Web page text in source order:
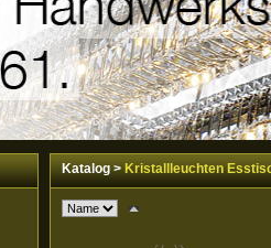
Katalog>Kristallleuchten